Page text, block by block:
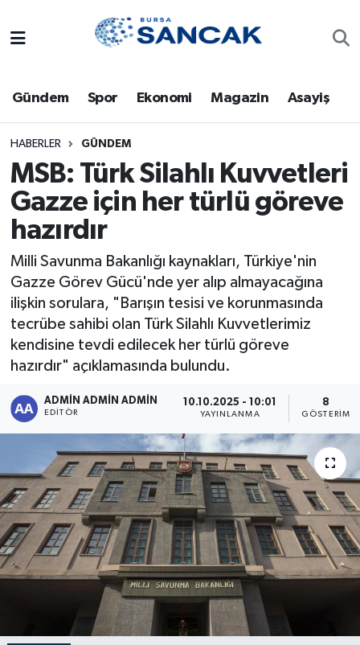
Gündem Spor Ekonomi Magazin Asayiş
HABERLER GÜNDEM
MSB: Türk Silahlı Kuvvetleri
Gazze için her türlü göreve
hazırdır
Milli Savunma Bakanlığı kaynakları, Türkiye'nin
Gazze Görev Gücü'nde yer alıp almayacağına
ilişkin sorulara, "Barışın tesisi ve korunmasında
tecrübe sahibi olan Türk Silahlı Kuvvetlerimiz
kendisine tevdi edilecek her türlü göreve
hazırdır" açıklamasında bulundu.
ADMİN ADMİN ADMİN
EDITÖR
10.10.2025 - 10:01
YAYINLANMA
8
GÖSTERIM
Bursa
Dünya
Eğitim
Ekonomi
Genel
Gündem
Magazin
Spor
Türkiye
Trafik Durumu
Süper Lig Puan Durumu ve Fikstür
Tüm Manşetler
Son Dakika Haberleri
Haber Arşivi